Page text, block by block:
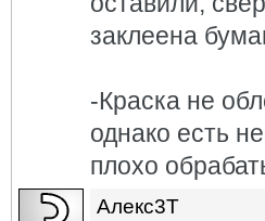
заклеена
-Краска не
однако есть
плохо
Алекс3Т